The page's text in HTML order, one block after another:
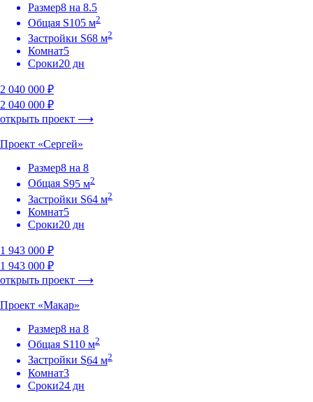
Размер8 на 8.5
Общая S105 м2
Застройки S68 м2
Комнат5
Сроки20 дн
2 040 000 ₽
2 040 000 ₽
открыть проект ⟶
Проект «Сергей»
Размер8 на 8
Общая S95 м2
Застройки S64 м2
Комнат5
Сроки20 дн
1 943 000 ₽
1 943 000 ₽
открыть проект ⟶
Проект «Макар»
Размер8 на 8
Общая S110 м2
Застройки S64 м2
Комнат3
Сроки24 дн